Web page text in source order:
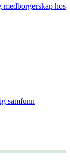
hos
samfunn